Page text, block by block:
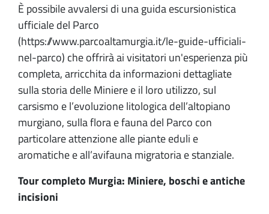
È possibile avvalersi di una guida escursionistica
ufficiale del Parco
(https://www.parcoaltamurgia.it/le-guide-ufficiali-
nel-parco) che offrirà ai visitatori un'esperienza più
completa, arricchita da informazioni dettagliate
sulla storia delle Miniere e il loro utilizzo, sul
carsismo e l’evoluzione litologica dell’altopiano
murgiano, sulla flora e fauna del Parco con
particolare attenzione alle piante eduli e
aromatiche e all’avifauna migratoria e stanziale.
Tour completo Murgia: Miniere, boschi e antiche
incisioni